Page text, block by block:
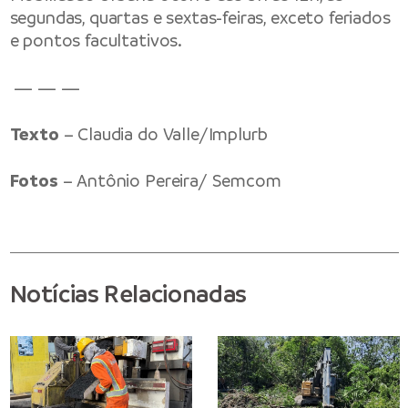
segundas, quartas e sextas-feiras, exceto feriados
e pontos facultativos.
— — —
Texto – Claudia do Valle/Implurb
Fotos – Antônio Pereira/ Semcom
Notícias Relacionadas